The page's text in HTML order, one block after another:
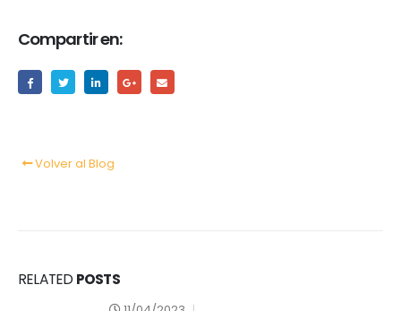
Compartir en:
Volver al Blog
RELATED POSTS